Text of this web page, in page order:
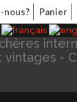
nous? Panier